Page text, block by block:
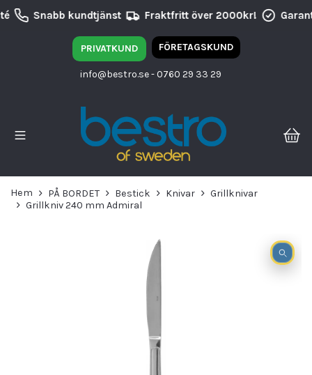
Snabb kundtjänst Fraktfritt över 2000kr!
PRIVATKUND FÖRETAGSKUND
info@bestro.se- 0760 29 33 29
Hem PÅ BORDET Bestick Knivar
Grillknivar
Grillkniv 240 mm Admiral